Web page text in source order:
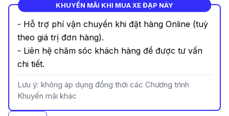
KHUYẾN MÃI KHI MUA XE ĐẠP NÀY
- Hỗ trợ phí vận chuyển khi đặt hàng Online (tuỳ
theo giá trị đơn hàng).
- Liên hệ chăm sóc khách hàng để được tư vấn
chi tiết.
Lưu ý: không áp dụng đồng thời các Chương trình
Khuyến mãi khác